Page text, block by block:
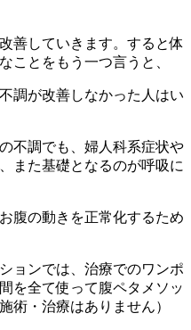
善していきます。すると体
ことをもう一つ言うと、
調が改善しなかった人はい
不調でも、婦人科系症状や
また基礎となるのが呼吸に
腹の動きを正常化するため
ョンでは、治療でのワンポ
を全て使って腹ペタメソッ
術・治療はありません）